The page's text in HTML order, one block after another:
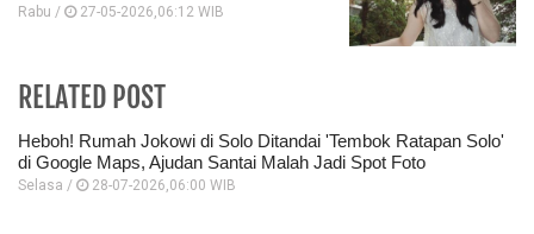
Rabu / 27-05-2026,06:12 WIB
RELATED POST
Heboh! Rumah Jokowi di Solo Ditandai 'Tembok Ratapan Solo'
di Google Maps, Ajudan Santai Malah Jadi Spot Foto
Selasa / 28-07-2026,06:00 WIB